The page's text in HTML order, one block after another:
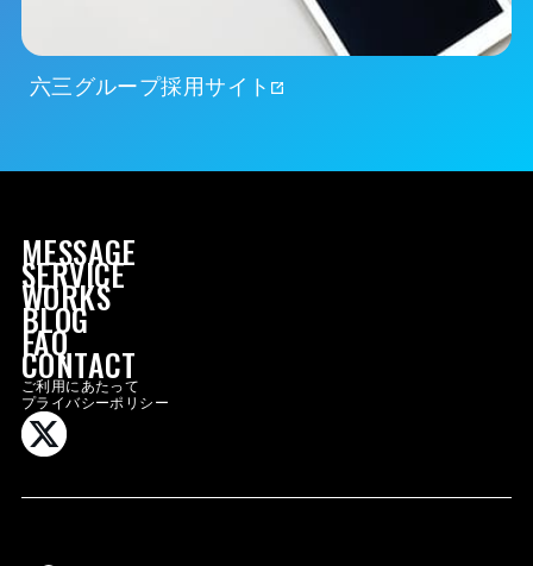
MESSAGE
SERVICE
WORKS
BLOG
FAQ
六三グループ採用サイト
MESSAGE
SERVICE
WORKS
BLOG
FAQ
CONTACT
ご利用にあたって
プライバシーポリシー